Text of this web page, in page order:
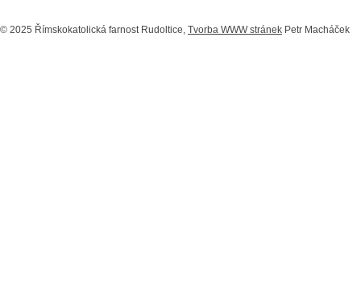
© 2025 Římskokatolická farnost Rudoltice, Tvorba WWW stránek Petr Macháček